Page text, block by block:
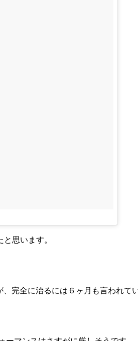
思います。
完全に治るには６ヶ月も言われて